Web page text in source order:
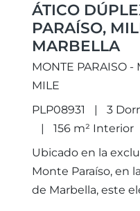
ÁTICO
PARAÍSO,
MARBELLA
MONTE PARAISO -
MILE
PLP08931
3
156 m² Interior
Ubicado en la
Monte Paraíso, en
de Marbella, este